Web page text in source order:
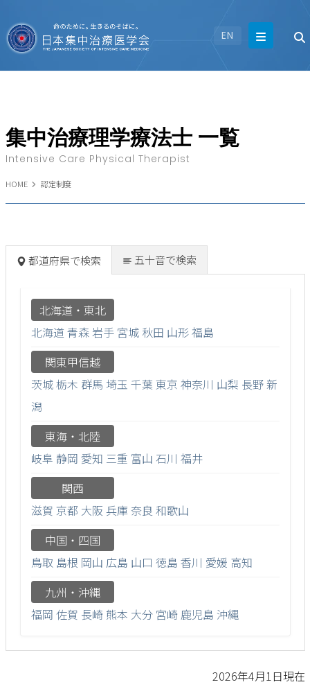
EN
HOME 認定制度
集中治療理学療法士 一覧
Intensive Care Physical Therapist
都道府県で検索 五十音で検索
北海道・東北
北海道 青森岩手 宮城 秋田 山形福島
関東甲信越
茨城栃木 群馬 埼玉 千葉 東京 神奈川 山梨 長野新
潟
東海・北陸
岐阜 静岡 愛知 三重 富山 石川 福井
関西
滋賀 京都 大阪 兵庫 奈良 和歌山
中国・四国
鳥取 島根 岡山 広島 山口 徳島 香川 愛媛 高知
九州・沖縄
福岡 佐賀 長崎熊本 大分 宮崎 鹿児島 沖縄
2026年4月1日現在